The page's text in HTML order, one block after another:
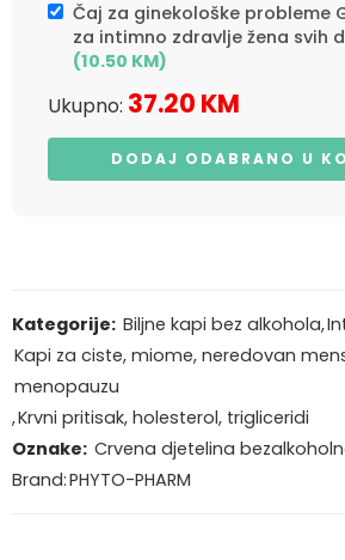
Čaj za ginekološke probleme
za intimno zdravlje žena svih
(10.50 KM)
Ukupno: 37.20 KM
DODAJ ODABRANO U
Kategorije: Biljne kapi bez alkohola,
Kapi za ciste, miome, neredovan
menopauzu
,Krvni pritisak, holesterol, trigliceridi
Oznake: Crvena djetelina
Brand:PHYTO-PHARM